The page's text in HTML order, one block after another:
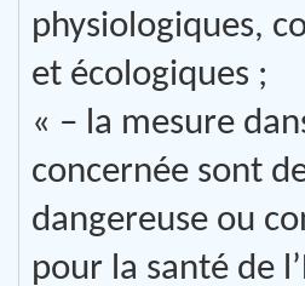
physiologiques,
et écologiques ;
« – la mesure
concernée sont
dangereuse ou
pour la santé de